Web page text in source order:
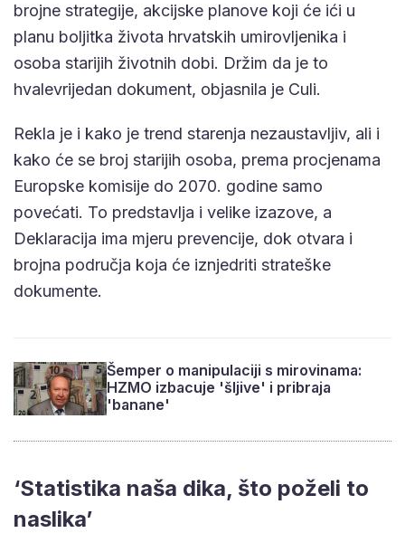
brojne strategije, akcijske planove koji će ići u
planu boljitka života hrvatskih umirovljenika i
osoba starijih životnih dobi. Držim da je to
hvalevrijedan dokument, objasnila je Culi.
Rekla je i kako je trend starenja nezaustavljiv, ali i
kako će se broj starijih osoba, prema procjenama
Europske komisije do 2070. godine samo
povećati. To predstavlja i velike izazove, a
Deklaracija ima mjeru prevencije, dok otvara i
brojna područja koja će iznjedriti strateške
dokumente.
Šemper o manipulaciji s mirovinama:
HZMO izbacuje 'šljive' i pribraja
'banane'
‘Statistika naša dika, što poželi to
naslika’